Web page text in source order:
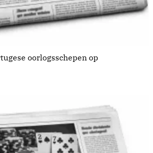
oorlogsschepen op